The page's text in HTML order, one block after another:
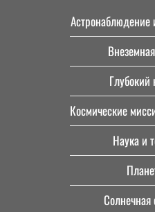
Астронаблюдение
Глубокий
Космические
Наука и
Солнечная